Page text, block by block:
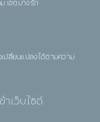
เขตบางรัก
ปลี่ยนแปลงได้ตามความ
าเว็บไซต์